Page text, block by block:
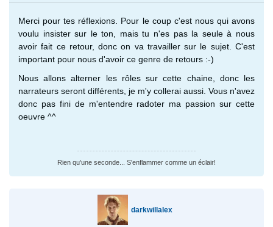
Merci pour tes réflexions. Pour le coup c'est nous qui avons
voulu insister sur le ton, mais tu n'es pas la seule à nous
avoir fait ce retour, donc on va travailler sur le sujet. C'est
important pour nous d'avoir ce genre de retours :-)
Nous allons alterner les rôles sur cette chaine, donc les
narrateurs seront différents, je m'y collerai aussi. Vous n'avez
donc pas fini de m'entendre radoter ma passion sur cette
oeuvre ^^
Rien qu'une seconde... S'enflammer comme un éclair!
darkwillalex